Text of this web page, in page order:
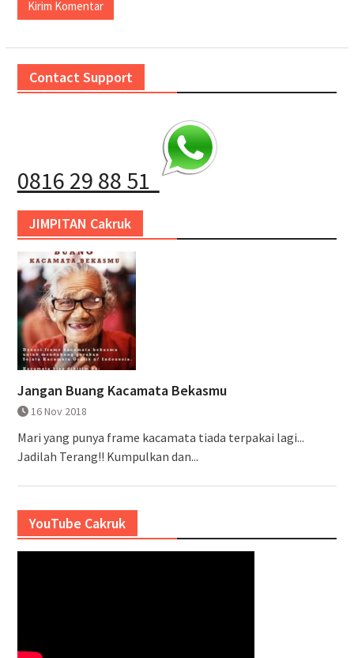
Contact Support
0816 29 88 51
JIMPITAN Cakruk
Jangan Buang Kacamata Bekasmu
16 Nov 2018
Mari yang punya frame kacamata tiada terpakai lagi...
Jadilah Terang!! Kumpulkan dan...
YouTube Cakruk